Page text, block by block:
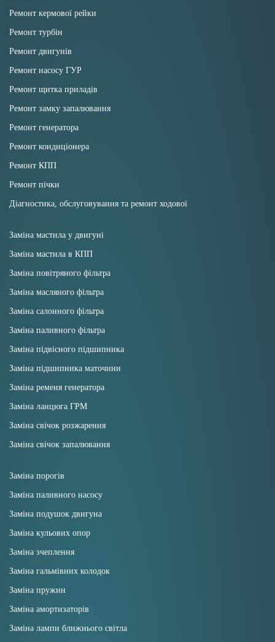
Ремонт кермової рейки
Ремонт турбін
Ремонт двигунів
Ремонт насосу ГУР
Ремонт щитка приладів
Ремонт замку запалювання
Ремонт генератора
Ремонт кондиціонера
Ремонт КПП
Ремонт пічки
Діагностика, обслуговування та ремонт ходової
Заміна мастила у двигуні
Заміна мастила в КПП
Заміна повітряного фільтра
Заміна масляного фільтра
Заміна салонного фільтра
Заміна паливного фільтра
Заміна підвісного підшипника
Заміна підшипника маточини
Заміна ременя генератора
Заміна ланцюга ГРМ
Заміна свічок розжарення
Заміна свічок запалювання
Заміна порогів
Заміна паливного насосу
Заміна подушок двигуна
Заміна кульових опор
Заміна зчеплення
Заміна гальмівних колодок
Заміна пружин
Заміна амортизаторів
Заміна лампи ближнього світла